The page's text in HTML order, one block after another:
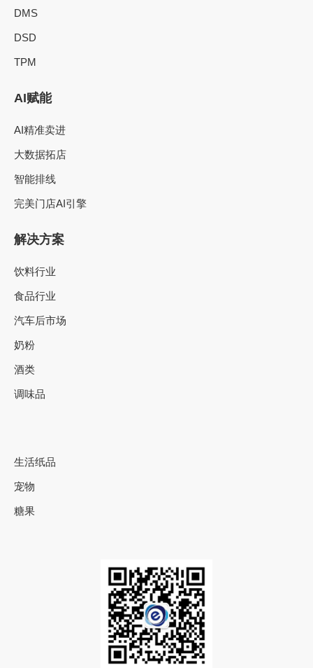
DMS
DSD
TPM
AI赋能
AI精准卖进
大数据拓店
智能排线
完美门店AI引擎
解决方案
饮料行业
食品行业
汽车后市场
奶粉
酒类
调味品
生活纸品
宠物
糖果